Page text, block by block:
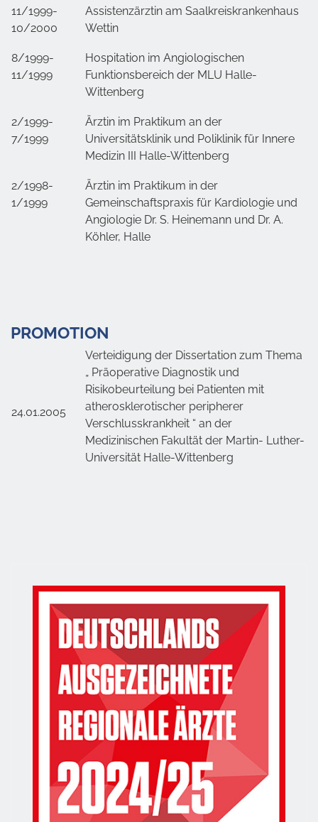
11/1999-
10/2000
Assistenzärztin am Saalkreiskrankenhaus
Wettin
8/1999-
11/1999
Hospitation im Angiologischen
Funktionsbereich der MLU Halle-
Wittenberg
2/1999-
7/1999
Ärztin im Praktikum an der
Universitätsklinik und Poliklinik für Innere
Medizin III Halle-Wittenberg
2/1998-
1/1999
Ärztin im Praktikum in der
Gemeinschaftspraxis für Kardiologie und
Angiologie Dr. S. Heinemann und Dr. A.
Köhler, Halle
PROMOTION
24.01.2005
Verteidigung der Dissertation zum Thema
„ Präoperative Diagnostik und
Risikobeurteilung bei Patienten mit
atherosklerotischer peripherer
Verschlusskrankheit “ an der
Medizinischen Fakultät der Martin- Luther-
Universität Halle-Wittenberg